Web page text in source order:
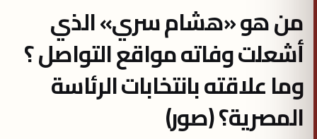
من هو «هشام سري» الذي
أشعلت وفاته مواقع التواصل ؟
وما علاقته بانتخابات الرئاسة
المصرية؟ (صور)